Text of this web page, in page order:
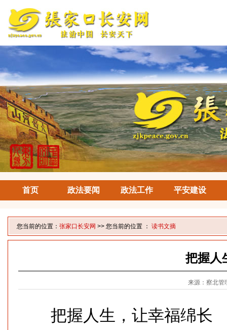
首页 政法要闻 政法工作 平安建设
您当前的位置： 张家口长安网 >> 您当前的位置 ： 读书文摘
把握人
来源：察北管
把握人生，让幸福绵长